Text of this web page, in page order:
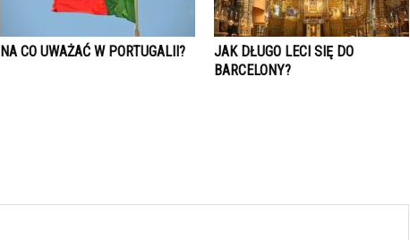
NA CO UWAŻAĆ W PORTUGALII?
JAK DŁUGO LECI SIĘ DO
BARCELONY?